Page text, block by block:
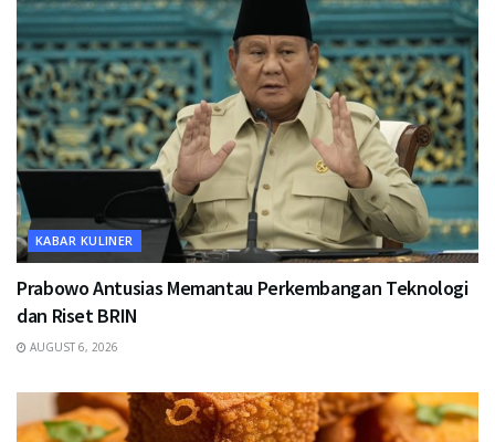
KABAR KULINER
Prabowo Antusias Memantau Perkembangan Teknologi
dan Riset BRIN
AUGUST 6, 2026